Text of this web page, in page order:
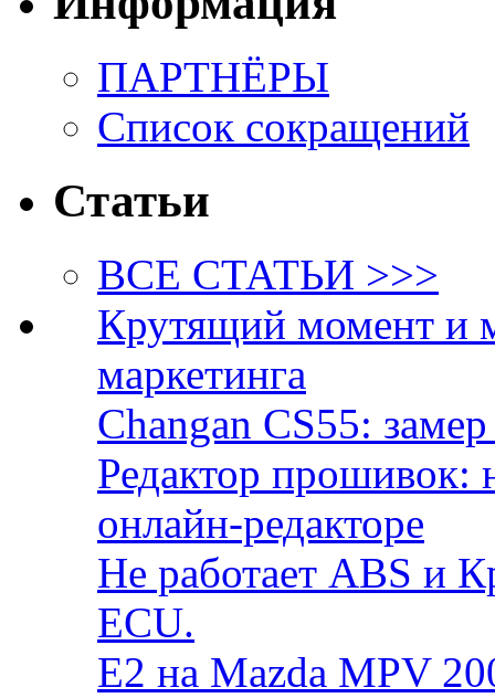
ПАРТНЁРЫ
Список сокращений
Статьи
ВСЕ СТАТЬИ >>>
Крутящий момент и
маркетинга
Changan CS55:
Редактор прошивок:
онлайн-редакторе
Не работает ABS и
ECU.
E2 на Mazda MPV